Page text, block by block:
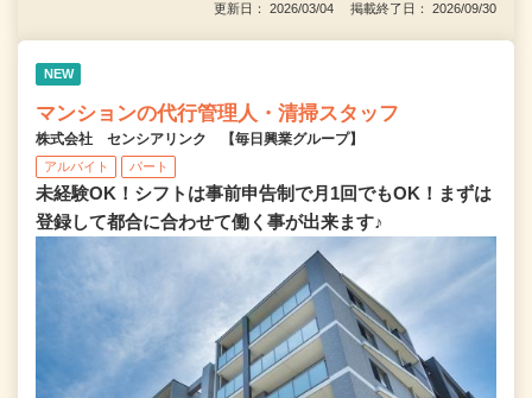
更新日： 2026/03/04 掲載終了日： 2026/09/30
NEW
マンションの代行管理人・清掃スタッフ
株式会社 センシアリンク 【毎日興業グループ】
アルバイト パート
未経験OK！シフトは事前申告制で月1回でもOK！まずは
登録して都合に合わせて働く事が出来ます♪